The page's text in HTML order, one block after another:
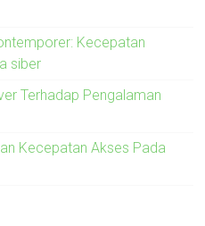
Kecepatan
siber
Terhadap Pengalaman
Kecepatan Akses Pada